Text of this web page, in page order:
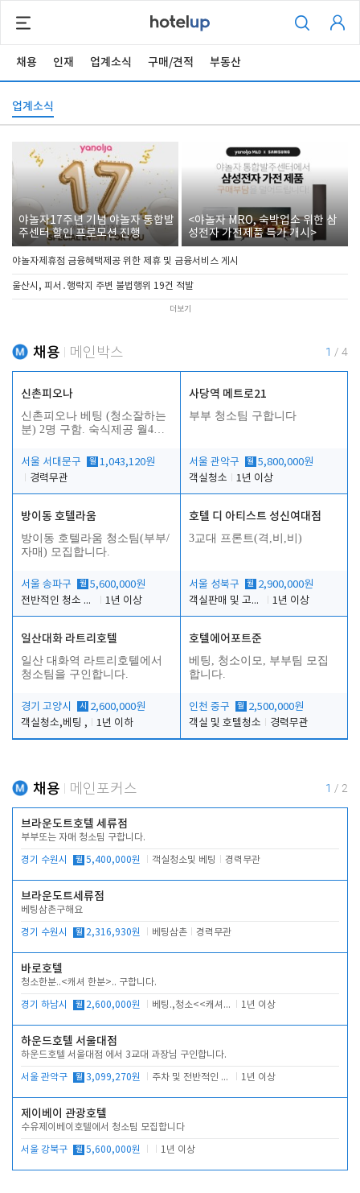
채용 인재 업계소식 구매/견적 부동산
업계소식
야놀자17주년 기념 야놀자 통합발
주센터 할인 프로모션 진행
<야놀자 MRO, 숙박업소 위한 삼
성전자 가전제품 특가 개시>
야놀자제휴점 금융혜택제공 위한 제휴 및 금융서비스 게시
울산시, 피서․행락지 주변 불법행위 19건 적발
더보기
채용 메인박스 1 / 4
신촌피오나
신촌피오나 베팅 (청소잘하는
분) 2명 구함. 숙식제공 월4회
서울 서대문구
월 1,043,120원
경력무관
사당역 메트로21
부부 청소팀 구합니다
서울 관악구 월 5,800,000원
객실청소
1년 이상
방이동 호텔라움
방이동 호텔라움 청소팀(부부/
자매) 모집합니다.
서울 송파구 월 5,600,000원
전반적인 청소 업무(객실청소.객실정리)
1년 이상
호텔 디 아티스트 성신여대점
3교대 프론트(격,비,비)
서울 성북구 월 2,900,000원
객실판매 및 고객응대
1년 이상
일산대화 라트리호텔
일산 대화역 라트리호텔에서
청소팀을 구인합니다.
경기 고양시 시
2,600,000원
객실청소,베팅 ,
1년 이하
호텔에어포트준
베팅, 청소이모, 부부팀 모집
합니다.
인천 중구 월 2,500,000원
객실 및 호텔청소
경력무관
채용 메인포커스 1 / 2
브라운도트호텔 세류점
부부또는 자매 청소팀 구합니다.
경기 수원시 월 5,400,000원 객실청소및 베팅 경력무관
브라운도트세류점
베팅삼촌구해요
경기 수원시 월 2,316,930원 베팅삼촌 경력무관
바로호텔
청소한분..<캐셔 한분>.. 구합니다.
경기 하남시 월 2,600,000원 베팅.,청소<<캐셔 모셔봅니다. 1년 이상
하운드호텔 서울대점
하운드호텔 서울대점 에서 3교대 과장님 구인합니다.
서울 관악구 월 3,099,270원 주차 및 전반적인 당번업무 1년 이상
제이베이 관광호텔
수유제이베이호텔에서 청소팀 모집합니다
서울 강북구 월 5,600,000원 1년 이상